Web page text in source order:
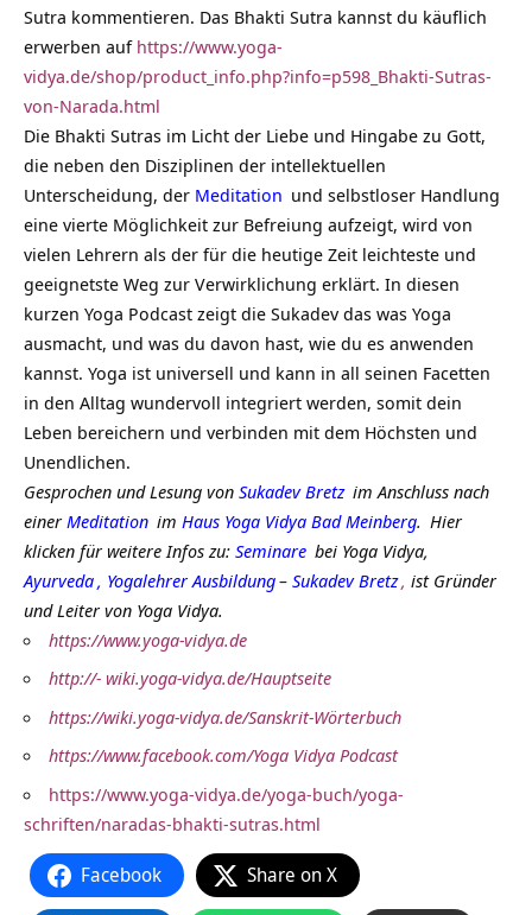
Sutra kommentieren. Das Bhakti Sutra kannst du käuflich
erwerben auf https://www.yoga-
vidya.de/shop/product_info.php?info=p598_Bhakti-Sutras-
von-Narada.html
Die Bhakti Sutras im Licht der Liebe und Hingabe zu Gott,
die neben den Disziplinen der intellektuellen
Unterscheidung, der Meditation und selbstloser Handlung
eine vierte Möglichkeit zur Befreiung aufzeigt, wird von
vielen Lehrern als der für die heutige Zeit leichteste und
geeignetste Weg zur Verwirklichung erklärt. In diesen
kurzen Yoga Podcast zeigt die Sukadev das was Yoga
ausmacht, und was du davon hast, wie du es anwenden
kannst. Yoga ist universell und kann in all seinen Facetten
in den Alltag wundervoll integriert werden, somit dein
Leben bereichern und verbinden mit dem Höchsten und
Unendlichen.
Gesprochen und Lesung von Sukadev Bretz im Anschluss nach
einerMeditation im Haus Yoga Vidya Bad Meinberg. Hier
klicken für weitere Infos zu: Seminare bei Yoga Vidya,
Ayurveda, Yogalehrer Ausbildung– Sukadev Bretz, ist Gründer
und Leiter von Yoga Vidya.
https://www.yoga-vidya.de
http://- wiki.yoga-vidya.de/Hauptseite
https://wiki.yoga-vidya.de/Sanskrit-Wörterbuch
https://www.facebook.com/Yoga Vidya Podcast
https://www.yoga-vidya.de/yoga-buch/yoga-
schriften/naradas-bhakti-sutras.html
Facebook Share on X